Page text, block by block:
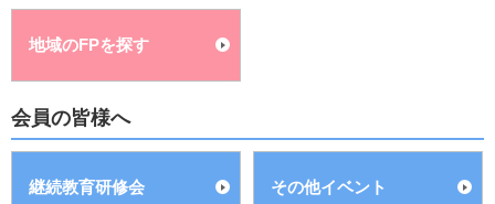
地域のFPを探す
会員の皆様へ
継続教育研修会 その他イベント